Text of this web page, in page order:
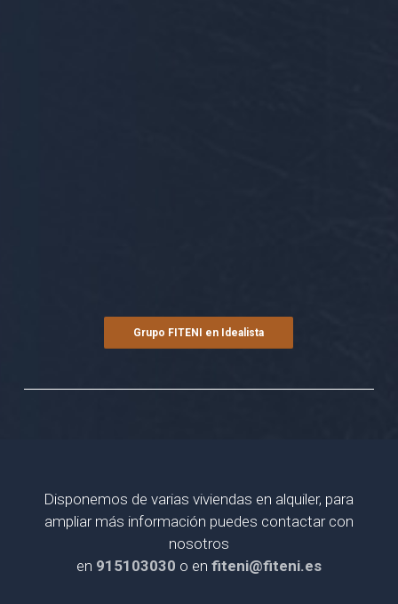
Grupo FITENI en Idealista
Disponemos de varias viviendas en alquiler, para
ampliar más información puedes contactar con
nosotros
en 915103030 o en fiteni@fiteni.es